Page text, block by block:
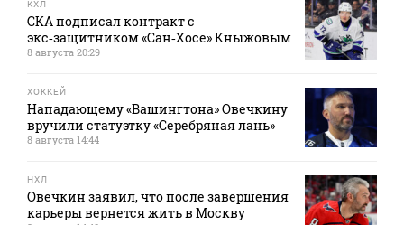
КХЛ
СКА подписал контракт с
экс‑защитником «Сан‑Хосе» Кныжовым
8 августа 20:29
ХОККЕЙ
Нападающему «Вашингтона» Овечкину
вручили статуэтку «Серебряная лань»
8 августа 14:44
НХЛ
Овечкин заявил, что после завершения
карьеры вернется жить в Москву